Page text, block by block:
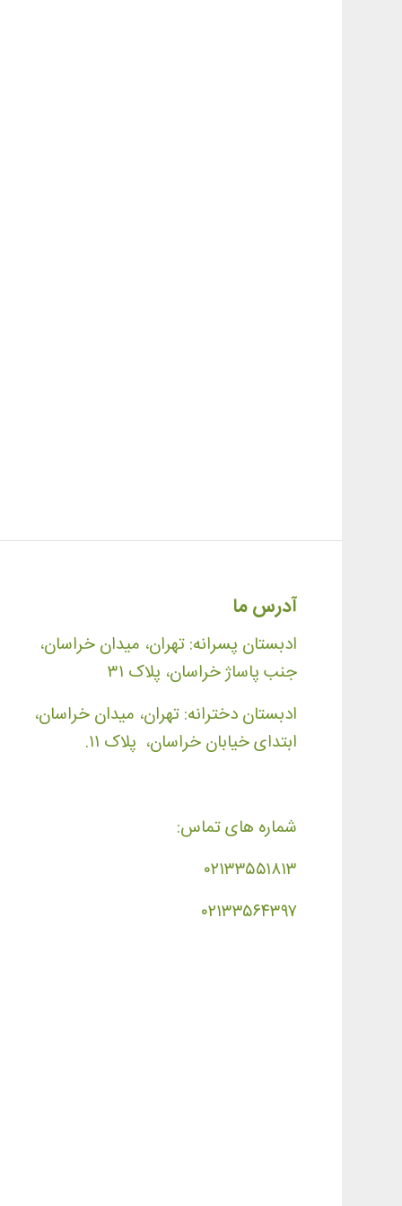
آدرس ما
ادبستان پسرانه: تهران، میدان خراسان،
جنب پاساژ خراسان، پلاک ۳۱
ادبستان دخترانه: تهران، میدان خراسان،
ابتدای خیابان خراسان، پلاک ۱۱.
شماره های تماس:
۰۲۱۳۳۵۵۱۸۱۳
۰۲۱۳۳۵۶۴۳۹۷